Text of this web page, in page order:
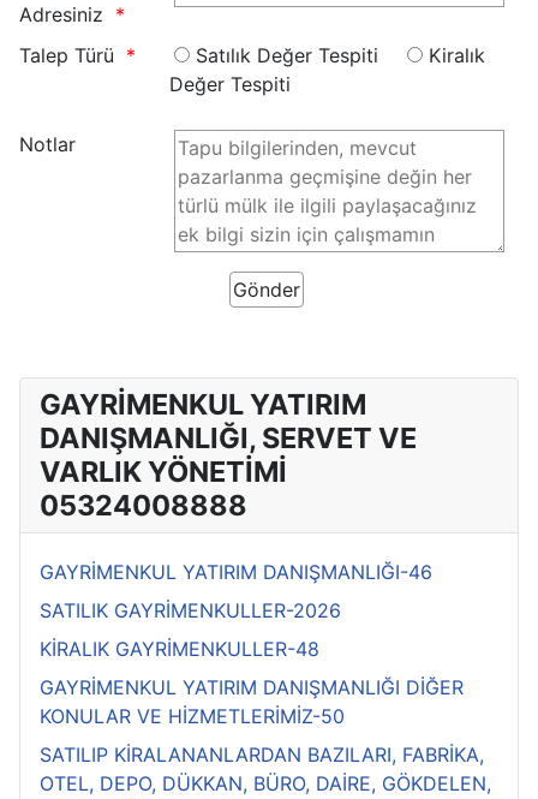
Adresiniz
Talep Türü
Satılık Değer Tespiti
Kiralık
Değer Tespiti
Notlar
GAYRİMENKUL YATIRIM
DANIŞMANLIĞI, SERVET VE
VARLIK YÖNETİMİ
05324008888
GAYRİMENKUL YATIRIM DANIŞMANLIĞI-46
SATILIK GAYRİMENKULLER-2026
KİRALIK GAYRİMENKULLER-48
GAYRİMENKUL YATIRIM DANIŞMANLIĞI DİĞER
KONULAR VE HİZMETLERİMİZ-50
SATILIP KİRALANANLARDAN BAZILARI, FABRİKA,
OTEL, DEPO, DÜKKAN, BÜRO, DAİRE, GÖKDELEN,